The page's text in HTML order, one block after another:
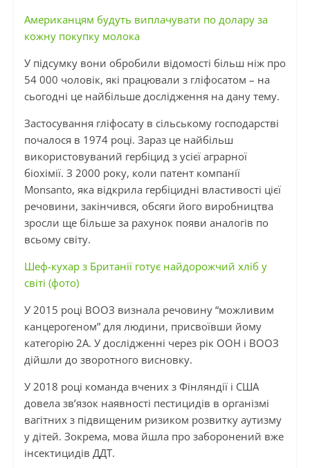
Американцям будуть виплачувати по долару за
кожну покупку молока
У підсумку вони обробили відомості більш ніж про
54 000 чоловік, які працювали з гліфосатом – на
сьогодні це найбільше дослідження на дану тему.
Застосування гліфосату в сільському господарстві
почалося в 1974 році. Зараз це найбільш
використовуваний гербіцид з усієї аграрної
біохімії. З 2000 року, коли патент компанії
Monsanto, яка відкрила гербіцидні властивості цієї
речовини, закінчився, обсяги його виробництва
зросли ще більше за рахунок появи аналогів по
всьому світу.
Шеф-кухар з Британії готує найдорожчий хліб у
світі (фото)
У 2015 році ВООЗ визнала речовину “можливим
канцерогеном” для людини, присвоївши йому
категорію 2А. У дослідженні через рік ООН і ВООЗ
дійшли до зворотного висновку.
У 2018 році команда вчених з Фінляндії і США
довела зв’язок наявності пестицидів в організмі
вагітних з підвищеним ризиком розвитку аутизму
у дітей. Зокрема, мова йшла про заборонений вже
інсектицидів ДДТ.